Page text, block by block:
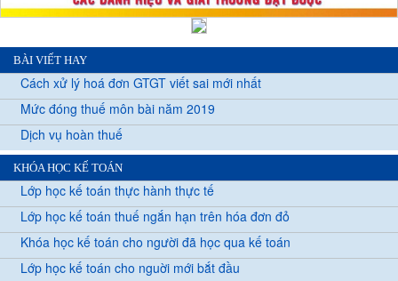
BÀI VIẾT HAY
Cách xử lý hoá đơn GTGT viết sai mới nhất
Mức đóng thuế môn bài năm 2019
Dịch vụ hoàn thuế
KHÓA HỌC KẾ TOÁN
Lớp học kế toán thực hành thực tế
Lớp học kế toán thuế ngắn hạn trên hóa đơn đỏ
Khóa học kế toán cho người đã học qua kế toán
Lớp học kế toán cho nguời mới bắt đầu